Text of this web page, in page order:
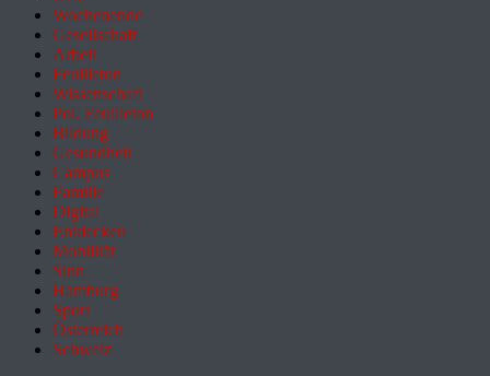
Wochenende
Gesellschaft
Arbeit
Feuilleton
Wissenschaft
Pol. Feuilleton
Bildung
Gesundheit
Campus
Familie
Digital
Entdecken
Mobilität
Sinn
Hamburg
Sport
Österreich
Schweiz